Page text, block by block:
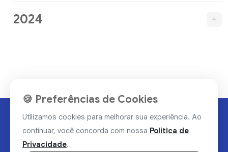
2024
🍪 Preferências de Cookies
Utilizamos cookies para melhorar sua experiência. Ao
continuar, você concorda com nossa Política de
Privacidade.